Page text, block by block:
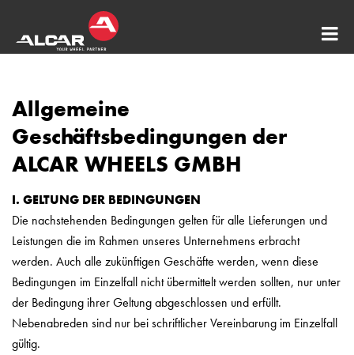
Allgemeine
Geschäftsbedingungen der
ALCAR WHEELS GMBH
I. GELTUNG DER BEDINGUNGEN
Die nachstehenden Bedingungen gelten für alle Lieferungen und
Leistungen die im Rahmen unseres Unternehmens erbracht
werden. Auch alle zukünftigen Geschäfte werden, wenn diese
Bedingungen im Einzelfall nicht übermittelt werden sollten, nur unter
der Bedingung ihrer Geltung abgeschlossen und erfüllt.
Nebenabreden sind nur bei schriftlicher Vereinbarung im Einzelfall
gültig.